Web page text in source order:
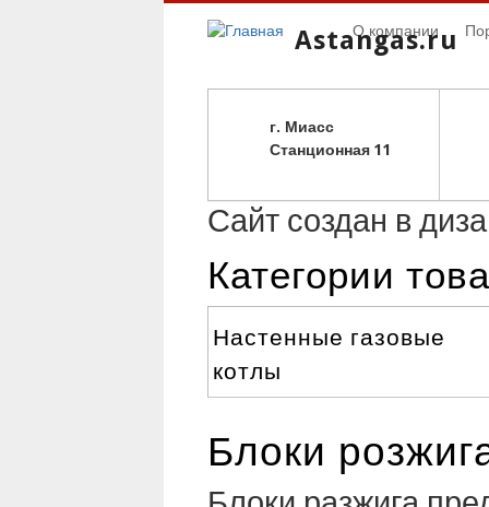
Astangas.ru
г. Миасс
Станционная 11
О компании
Сайт создан в
Категории
Настенные газовые
котлы
Блоки